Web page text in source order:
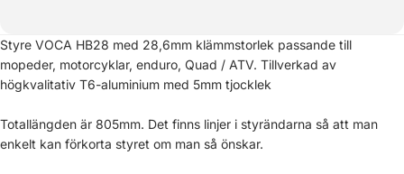
Styre VOCA HB28 med 28,6mm klämmstorlek passande till
mopeder, motorcyklar, enduro, Quad / ATV. Tillverkad av
högkvalitativ T6-aluminium med 5mm tjocklek
Totallängden är 805mm. Det finns linjer i styrändarna så att man
enkelt kan förkorta styret om man så önskar.